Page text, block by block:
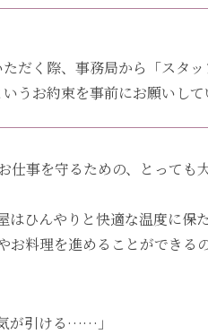
だく際、事務局から「スタ
うお約束を事前にお願いして
事を守るための、とっても
ひんやりと快適な温度に保た
料理を進めることができる
が引ける……」